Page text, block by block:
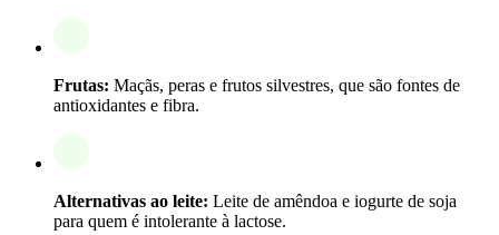
Frutas: Maçãs, peras e frutos silvestres, que são fontes de
antioxidantes e fibra.
Alternativas ao leite: Leite de amêndoa e iogurte de soja
para quem é intolerante à lactose.